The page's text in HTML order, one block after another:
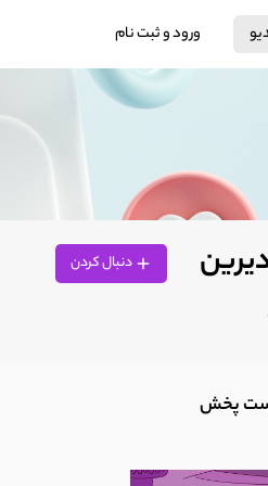
ورود و ثبت نام
دنبال کردن
پخش‌